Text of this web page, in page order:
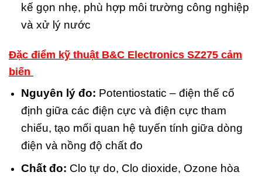
kế gọn nhẹ, phù hợp môi trường công nghiệp
và xử lý nước
Đặc điểm kỹ thuật B&C Electronics SZ275 cảm
biến
Nguyên lý đo: Potentiostatic – điện thế cố
định giữa các điện cực và điện cực tham
chiếu, tạo mối quan hệ tuyến tính giữa dòng
điện và nồng độ chất đo
Chất đo: Clo tự do, Clo dioxide, Ozone hòa